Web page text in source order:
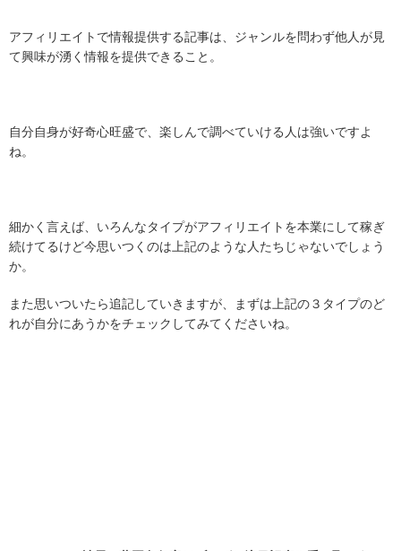
アフィリエイトで情報提供する記事は、ジャンルを問わず他人が見
て興味が湧く情報を提供できること。
自分自身が好奇心旺盛で、楽しんで調べていける人は強いですよ
ね。
細かく言えば、いろんなタイプがアフィリエイトを本業にして稼ぎ
続けてるけど今思いつくのは上記のような人たちじゃないでしょう
か。
また思いついたら追記していきますが、まずは上記の３タイプのど
れが自分にあうかをチェックしてみてくださいね。